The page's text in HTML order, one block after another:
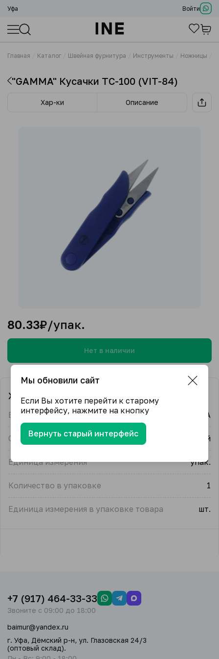
Уфа Войти
Главная Каталог Швейная фурнитура Инструменты Ножницы
"GAMMA" Кусачки TC-100 (VIT-84)
Хар-ки Описание
80.33₽/упак.
Нет в наличии
Характеристики
Бренд GAMMA
Страна-производитель Китай
Единица измерения упак.
Количество в упаковке 1
Единица измерения в упаковке товара шт.
+7 (917) 464-33-33
Звоните с 09:00 до 18:00
baimur@yandex.ru
г. Уфа, Дёмский р-н, ул. Глазовская 24/3
(оптовый склад).
Мы обновили сайт
Если Вы хотите перейти к старому
интерфейсу, нажмите на кнопку
Вернуть старый интерфейс